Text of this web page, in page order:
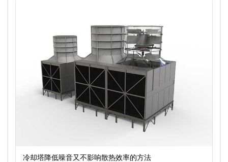
冷却塔降低噪音又不影响散热效率的方法